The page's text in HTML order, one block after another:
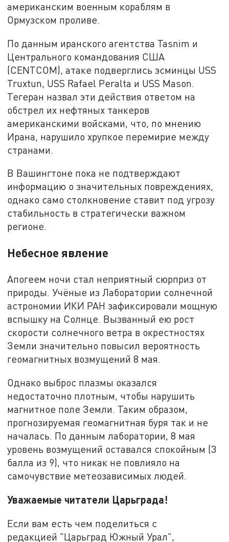
американским военным кораблям в
Ормузском проливе.
По данным иранского агентства Tasnim и
Центрального командования США
(CENTCOM), атаке подверглись эсминцы USS
Truxtun, USS Rafael Peralta и USS Mason.
Тегеран назвал эти действия ответом на
обстрел их нефтяных танкеров
американскими войсками, что, по мнению
Ирана, нарушило хрупкое перемирие между
странами.
В Вашингтоне пока не подтверждают
информацию о значительных повреждениях,
однако само столкновение ставит под угрозу
стабильность в стратегически важном
регионе.
Небесное явление
Апогеем ночи стал неприятный сюрприз от
природы. Учёные из Лаборатории солнечной
астрономии ИКИ РАН зафиксировали мощную
вспышку на Солнце. Вызванный ею рост
скорости солнечного ветра в окрестностях
Земли значительно повысил вероятность
геомагнитных возмущений 8 мая.
Однако выброс плазмы оказался
недостаточно плотным, чтобы нарушить
магнитное поле Земли. Таким образом,
прогнозируемая геомагнитная буря так и не
началась. По данным лаборатории, 8 мая
уровень возмущений оставался спокойным (3
балла из 9), что никак не повлияло на
самочувствие метеозависимых людей.
Уважаемые читатели Царьграда!
Если вам есть чем поделиться с
редакцией "Царьград Южный Урал",